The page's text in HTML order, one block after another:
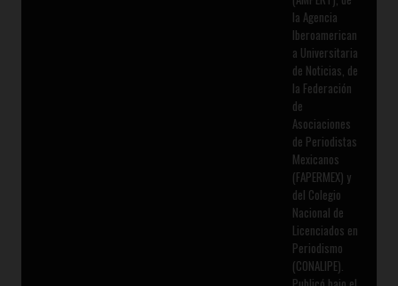
la Agencia
Iberoamerican
a Universitaria
de Noticias, de
la Federación
de
Asociaciones
de Periodistas
Mexicanos
(FAPERMEX) y
del Colegio
Nacional de
Licenciados en
Periodismo
(CONALIPE).